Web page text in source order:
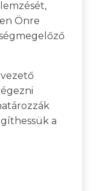
Önre
vezető
a